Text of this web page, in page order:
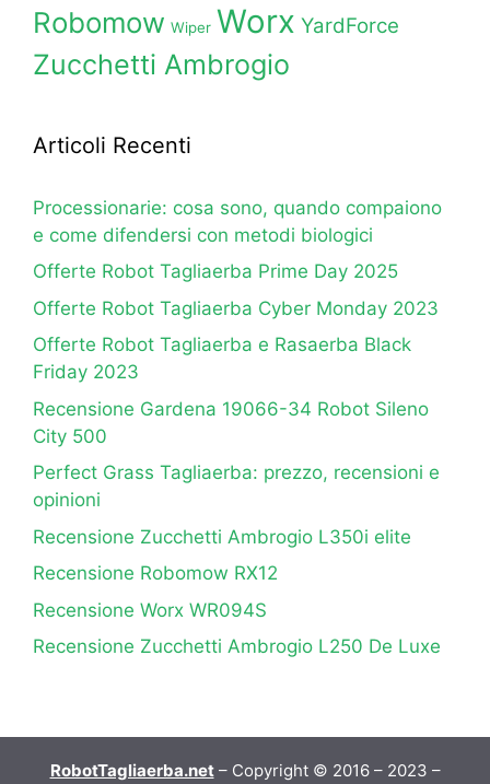
Robomow Wiper Worx YardForce
Zucchetti Ambrogio
Articoli Recenti
Processionarie: cosa sono, quando compaiono
e come difendersi con metodi biologici
Offerte Robot Tagliaerba Prime Day 2025
Offerte Robot Tagliaerba Cyber Monday 2023
Offerte Robot Tagliaerba e Rasaerba Black
Friday 2023
Recensione Gardena 19066-34 Robot Sileno
City 500
Perfect Grass Tagliaerba: prezzo, recensioni e
opinioni
Recensione Zucchetti Ambrogio L350i elite
Recensione Robomow RX12
Recensione Worx WR094S
Recensione Zucchetti Ambrogio L250 De Luxe
RobotTagliaerba.net– Copyright © 2016 – 2023 –